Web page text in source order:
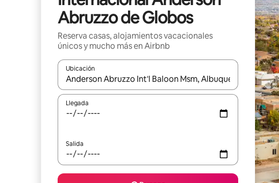
Abruzzo de Globos
Reserva casas, alojamientos vacacionales
únicos y mucho más en Airbnb
Ubicación
Cuando los resultados estén disponibles, podrás navegar
Llegada
Salida